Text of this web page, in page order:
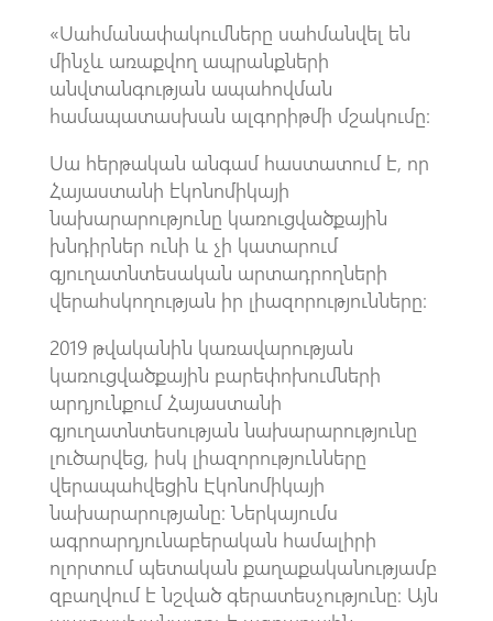
«Սահմանափակումները սահմանվել են
մինչև առաքվող ապրանքների
անվտանգության ապահովման
համապատասխան ալգորիթմի մշակումը։
Սա հերթական անգամ հաստատում է, որ
Հայաստանի էկոնոմիկայի
նախարարությունը կառուցվածքային
խնդիրներ ունի և չի կատարում
գյուղատնտեսական արտադրողների
վերահսկողության իր լիազորությունները։
2019 թվականին կառավարության
կառուցվածքային բարեփոխումների
արդյունքում Հայաստանի
գյուղատնտեսության նախարարությունը
լուծարվեց, իսկ լիազորությունները
վերապահվեցին Էկոնոմիկայի
նախարարությանը։ Ներկայումս
ագրոարդյունաբերական համալիրի
ոլորտում պետական քաղաքականությամբ
զբաղվում է նշված գերատեսչությունը։ Այն